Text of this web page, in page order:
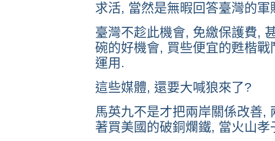
求活, 當然是無暇回答臺灣的軍
臺灣不趁此機會, 免繳保護費,
碗的好機會, 買些便宜的甦楷
運用.
這些媒體, 還要大喊狼來了?
馬英九不是才把兩岸關係改善,
著買美國的破銅爛鐵, 當火山